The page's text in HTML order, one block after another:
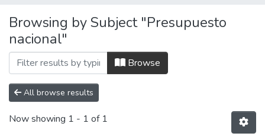
Communities
&
Collections
All of DSpace
Log
In(current)
Browsing by Subject "Presupuesto
nacional"
Browse
All browse results
Now showing 1 - 1 of 1